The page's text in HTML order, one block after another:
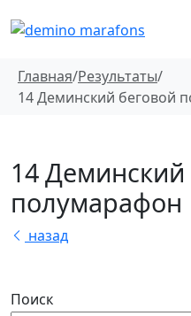
Главная/Результаты/
14 Деминский беговой
14 Деминский
полумарафон
назад
Поиск